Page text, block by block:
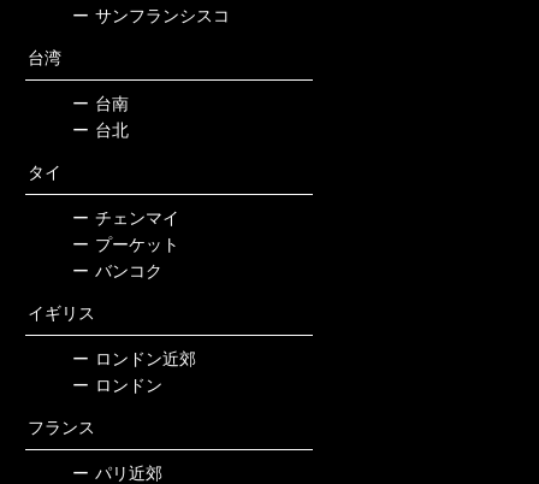
ー サンフランシスコ
台湾
ー 台南
ー 台北
タイ
ー チェンマイ
ー プーケット
ー バンコク
イギリス
ー ロンドン近郊
ー ロンドン
フランス
ー パリ近郊